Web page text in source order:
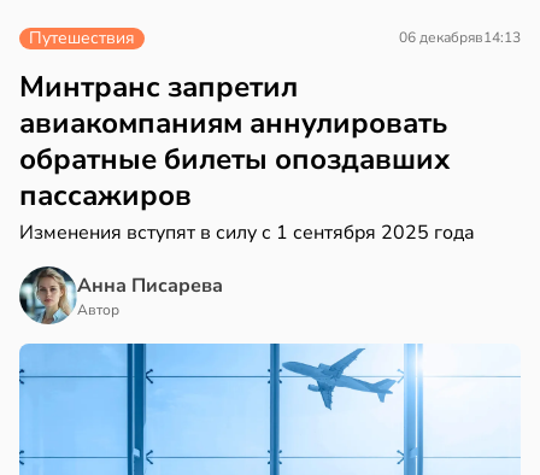
Путешествия 06 декабряв14:13
Минтранс запретил
авиакомпаниям аннулировать
обратные билеты опоздавших
пассажиров
Изменения вступят в силу с 1 сентября 2025 года
Анна Писарева
Автор